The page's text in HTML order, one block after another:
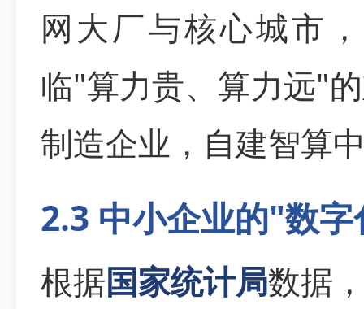
网大厂与核心城市
临"算力贵、算力远"
制造企业，自建智算
2.3 中小企业的"数
根据国家统计局数据